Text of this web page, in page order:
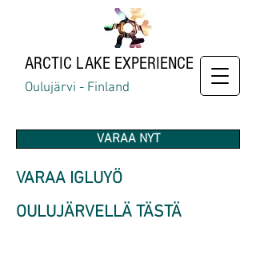
ARCTIC LAKE EXPERIENCE
VARAA NYT
Oulujärvi - Finland
VARAA IGLUYÖ
OULUJÄRVELLÄ TÄSTÄ